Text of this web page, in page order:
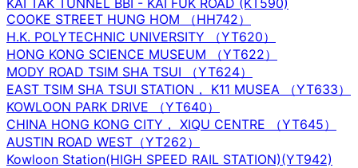
COOKE STREET HUNG HOM （HH742）
H.K. POLYTECHNIC UNIVERSITY （YT620）
HONG KONG SCIENCE MUSEUM （YT622）
MODY ROAD TSIM SHA TSUI （YT624）
EAST TSIM SHA TSUI STATION， K11 MUSEA （YT633）
KOWLOON PARK DRIVE （YT640）
CHINA HONG KONG CITY， XIQU CENTRE （YT645）
AUSTIN ROAD WEST（YT262）
Kowloon Station(HIGH SPEED RAIL STATION)(YT942)